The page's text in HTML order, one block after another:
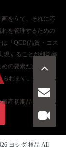
を立て、それに応
を管理するための
「QCD(品質・コス
現することが利益率
の要素だからで
れます。
産初期品、量産品
ヨシダ 検品 All